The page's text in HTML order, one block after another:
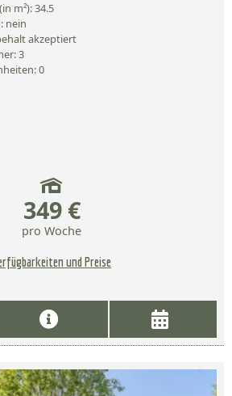
m²): 34.5
nein
akzeptiert
3
0
349 €
pro Woche
und Preise